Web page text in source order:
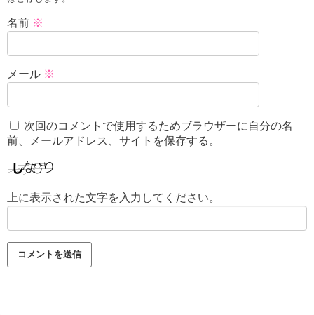
名前 ※
メール ※
次回のコメントで使用するためブラウザーに自分の名
前、メールアドレス、サイトを保存する。
上に表示された文字を入力してください。